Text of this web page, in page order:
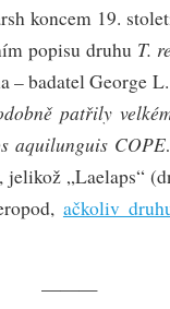
koncem 19.
popisu druhu T.
– badatel George
patřily
aquilunguis
jelikož „Laelaps“
ačkoliv
———